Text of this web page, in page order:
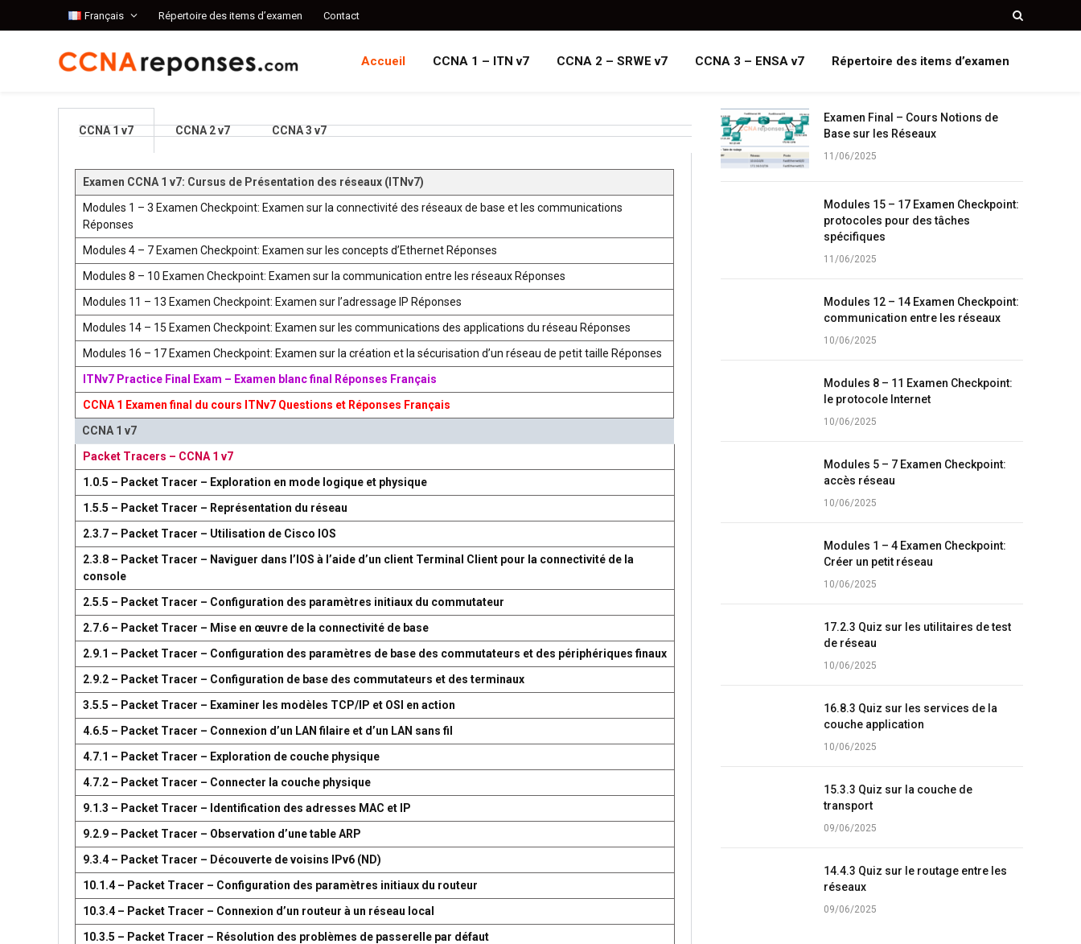
Français Répertoire des items d’examen Contact
Accueil CCNA 1 – ITN v7 CCNA 2 – SRWE v7 CCNA 3 – ENSA v7 Répertoire des items d’examen
CCNA 1 v7 CCNA 2 v7 CCNA 3 v7
Examen CCNA 1 v7: Cursus de Présentation des réseaux (ITNv7)
Modules 1 – 3 Examen Checkpoint: Examen sur la connectivité des réseaux de base et les communications
Réponses
Modules 4 – 7 Examen Checkpoint: Examen sur les concepts d’Ethernet Réponses
Modules 8 – 10 Examen Checkpoint: Examen sur la communication entre les réseaux Réponses
Modules 11 – 13 Examen Checkpoint: Examen sur l’adressage IP Réponses
Modules 14 – 15 Examen Checkpoint: Examen sur les communications des applications du réseau Réponses
Modules 16 – 17 Examen Checkpoint: Examen sur la création et la sécurisation d’un réseau de petit taille Réponses
ITNv7 Practice Final Exam – Examen blanc final Réponses Français
CCNA 1 Examen final du cours ITNv7 Questions et Réponses Français
CCNA 1 v7
Packet Tracers – CCNA 1 v7
1.0.5 – Packet Tracer – Exploration en mode logique et physique
1.5.5 – Packet Tracer – Représentation du réseau
2.3.7 – Packet Tracer – Utilisation de Cisco IOS
2.3.8 – Packet Tracer – Naviguer dans l’IOS à l’aide d’un client Terminal Client pour la connectivité de la
console
2.5.5 – Packet Tracer – Configuration des paramètres initiaux du commutateur
2.7.6 – Packet Tracer – Mise en œuvre de la connectivité de base
2.9.1 – Packet Tracer – Configuration des paramètres de base des commutateurs et des périphériques finaux
2.9.2 – Packet Tracer – Configuration de base des commutateurs et des terminaux
3.5.5 – Packet Tracer – Examiner les modèles TCP/IP et OSI en action
4.6.5 – Packet Tracer – Connexion d’un LAN filaire et d’un LAN sans fil
4.7.1 – Packet Tracer – Exploration de couche physique
4.7.2 – Packet Tracer – Connecter la couche physique
9.1.3 – Packet Tracer – Identification des adresses MAC et IP
9.2.9 – Packet Tracer – Observation d’une table ARP
9.3.4 – Packet Tracer – Découverte de voisins IPv6 (ND)
10.1.4 – Packet Tracer – Configuration des paramètres initiaux du routeur
10.3.4 – Packet Tracer – Connexion d’un routeur à un réseau local
10.3.5 – Packet Tracer – Résolution des problèmes de passerelle par défaut
Examen Final – Cours Notions de
Base sur les Réseaux
11/06/2025
Modules 15 – 17 Examen Checkpoint:
protocoles pour des tâches
spécifiques
11/06/2025
Modules 12 – 14 Examen Checkpoint:
communication entre les réseaux
10/06/2025
Modules 8 – 11 Examen Checkpoint:
le protocole Internet
10/06/2025
Modules 5 – 7 Examen Checkpoint:
accès réseau
10/06/2025
Modules 1 – 4 Examen Checkpoint:
Créer un petit réseau
10/06/2025
17.2.3 Quiz sur les utilitaires de test
de réseau
10/06/2025
16.8.3 Quiz sur les services de la
couche application
10/06/2025
15.3.3 Quiz sur la couche de
transport
09/06/2025
14.4.3 Quiz sur le routage entre les
réseaux
09/06/2025